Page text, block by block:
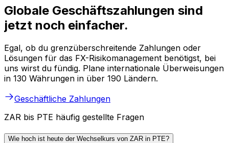
Globale Geschäftszahlungen sind
jetzt noch einfacher.
Egal, ob du grenzüberschreitende Zahlungen oder
Lösungen für das FX-Risikomanagement benötigst, bei
uns wirst du fündig. Plane internationale Überweisungen
in 130 Währungen in über 190 Ländern.
Geschäftliche Zahlungen
ZAR bis PTE häufig gestellte Fragen
Wie hoch ist heute der Wechselkurs von ZAR in PTE?